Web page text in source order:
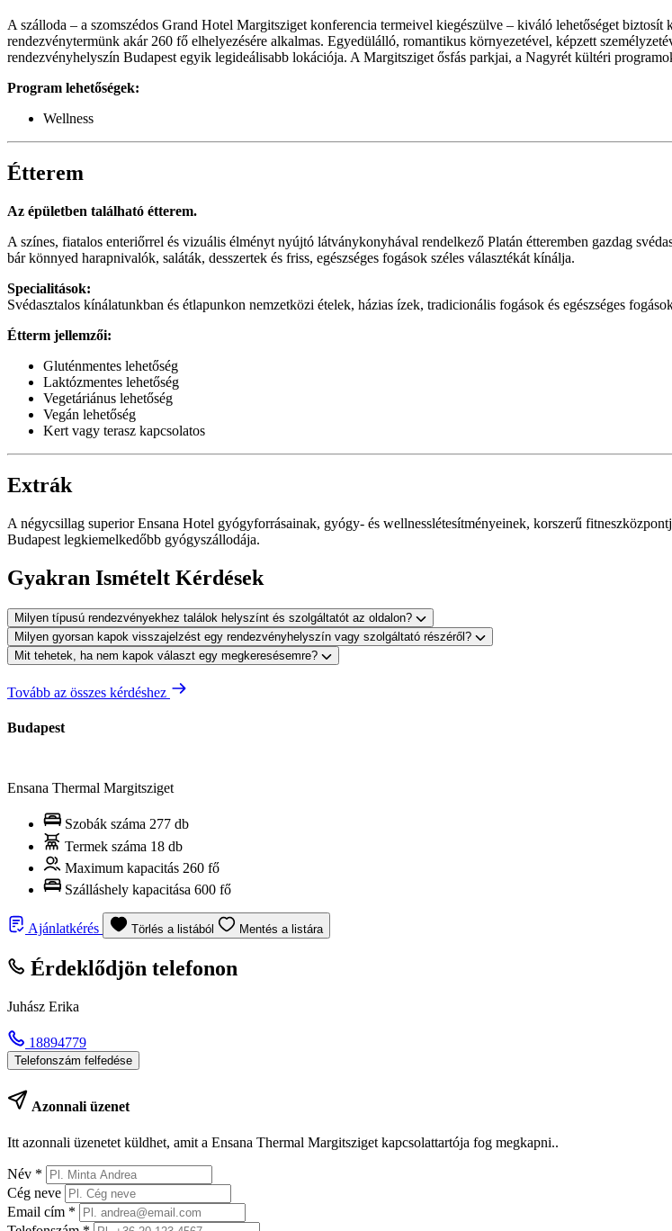
A szálloda – a szomszédos Grand Hotel Margitsziget konferencia termeivel kiegészülve – kiváló lehetőséget
rendezvénytermünk akár 260 fő elhelyezésére alkalmas. Egyedülálló, romantikus környezetével, képzett
rendezvényhelyszín Budapest egyik legideálisabb lokációja. A Margitsziget ősfás parkjai, a Nagyrét kültéri
Program lehetőségek:
Wellness
Étterem
Az épületben található étterem.
A színes, fiatalos enteriőrrel és vizuális élményt nyújtó látványkonyhával rendelkező Platán étteremben gazdag
bár könnyed harapnivalók, saláták, desszertek és friss, egészséges fogások széles választékát kínálja.
Specialitások:
Svédasztalos kínálatunkban és étlapunkon nemzetközi ételek, házias ízek, tradicionális fogások és egészséges
Étterm jellemzői:
Gluténmentes lehetőség
Laktózmentes lehetőség
Vegetáriánus lehetőség
Vegán lehetőség
Kert vagy terasz kapcsolatos
Extrák
A négycsillag superior Ensana Hotel gyógyforrásainak, gyógy- és wellnesslétesítményeinek, korszerű
Budapest legkiemelkedőbb gyógyszállodája.
Gyakran Ismételt Kérdések
Milyen típusú rendezvényekhez találok helyszínt és szolgáltatót az oldalon?
Milyen gyorsan kapok visszajelzést egy rendezvényhelyszín vagy szolgáltató részéről?
Mit tehetek, ha nem kapok választ egy megkeresésemre?
Tovább az összes kérdéshez
Budapest
Ensana Thermal Margitsziget
Szobák száma 277 db
Termek száma 18 db
Maximum kapacitás 260 fő
Szálláshely kapacitása 600 fő
Ajánlatkérés Törlés a listából Mentés a listára
Érdeklődjön telefonon
Juhász Erika
18894779
Telefonszám felfedése
Azonnali üzenet
Itt azonnali üzenetet küldhet, amit a Ensana Thermal Margitsziget kapcsolattartója fog megkapni..
Név *
Cég neve
Email cím *